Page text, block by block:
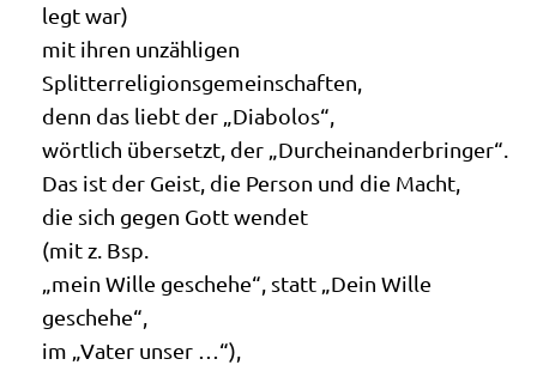
legt war)
mit ihren unzäh­li­gen
Splitterreligionsgemeinschaften,
denn das liebt der „Dia­bo­los“,
wört­lich über­setzt, der „Durch­ein­an­der­brin­ger“.
Das ist der Geist, die Per­son und die Macht,
die sich gegen Gott wendet
(mit z. Bsp.
„mein Wil­le gesche­he“, statt „Dein Wil­le
geschehe“,
im „Vater unser …“),